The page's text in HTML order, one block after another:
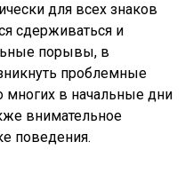
для всех знаков
сдерживаться и
порывы, в
проблемные
многих в начальные дни
внимательное
поведения.